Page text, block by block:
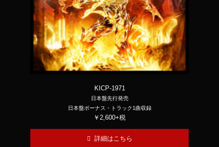
KICP-1971
日本盤先行発売
日本盤ボーナス・トラック1曲収録
￥2,600+税
詳細はこちら